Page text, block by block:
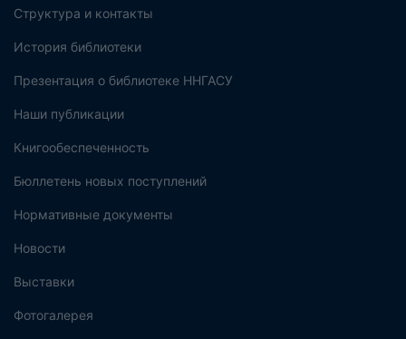
Структура и контакты
История библиотеки
Презентация о библиотеке ННГАСУ
Наши публикации
Книгообеспеченность
Бюллетень новых поступлений
Нормативные документы
Новости
Выставки
Фотогалерея